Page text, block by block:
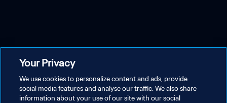
Your Privacy
We use cookies to personalize content and ads, provide
social media features and analyse our traffic. We also share
information about your use of our site with our social